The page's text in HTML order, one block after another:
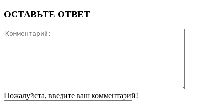
ОСТАВЬТЕ ОТВЕТ
Пожалуйста, введите ваш комментарий!